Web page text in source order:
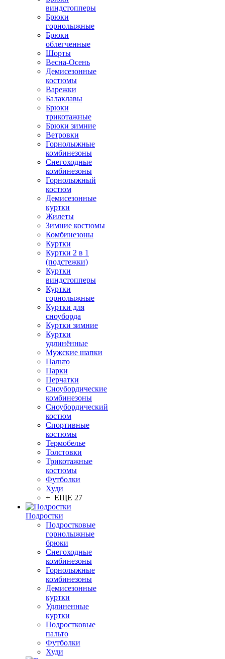
виндстопперы
Брюки
горнолыжные
Брюки
облегченные
Шорты
Весна-Осень
Демисезонные
костюмы
Варежки
Балаклавы
Брюки
трикотажные
Брюки зимние
Ветровки
Горнолыжные
комбинезоны
Снегоходные
комбинезоны
Горнолыжный
костюм
Демисезонные
куртки
Жилеты
Зимние костюмы
Комбинезоны
Куртки
Куртки 2 в 1
(подстежки)
Куртки
виндстопперы
Куртки
горнолыжные
Куртки для
сноуборда
Куртки зимние
Куртки
удлинённые
Мужские шапки
Пальто
Парки
Перчатки
Сноубордические
комбинезоны
Сноубордический
костюм
Спортивные
костюмы
Термобелье
Толстовки
Трикотажные
костюмы
Футболки
Худи
+ ЕЩЕ 27
Подростки
Подростковые
горнолыжные
брюки
Снегоходные
комбинезоны
Горнолыжные
комбинезоны
Демисезонные
куртки
Удлиненные
куртки
Подростковые
пальто
Футболки
Худи